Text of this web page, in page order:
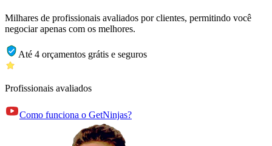
Milhares de profissionais avaliados por clientes, permitindo você
negociar apenas com os melhores.
Até 4 orçamentos grátis e seguros
Profissionais avaliados
Como funciona o GetNinjas?